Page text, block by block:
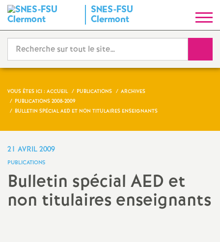
SNES-FSU
Clermont
y
n
i
a
t
N
VOUS ÊTES ICI : ACCUEIL PUBLICATIONS
ARCHIVES
PUBLICATIONS 2008-2009
BULLETIN SPÉCIAL AED ET NON TITULAIRES ENSEIGNANTS
21 AVRIL 2009
PUBLICATIONS
Bulletin spécial AED et
non titulaires enseignants